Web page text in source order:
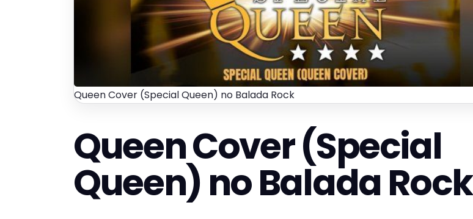
Queen Cover (Special Queen) no Balada Rock
Queen Cover (Special
Queen) no Balada Rock